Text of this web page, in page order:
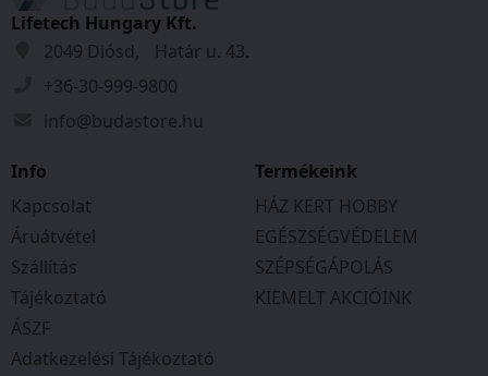
Kengyel vastagság:3 mm
Kengyel magasság:33 mm
Tömeg:
Lifetech Hungary Kft.
2049 Diósd, Határ u. 43.
+36-30-999-9800
info@budastore.hu
Info
Kapcsolat
Áruátvétel
Szállítás
Tájékoztató
ÁSZF
Adatkezelési Tájékoztató
Termékeink
HÁZ KERT HOBBY
EGÉSZSÉGVÉDELEM
SZÉPSÉGÁPOLÁS
KIEMELT AKCIÓINK